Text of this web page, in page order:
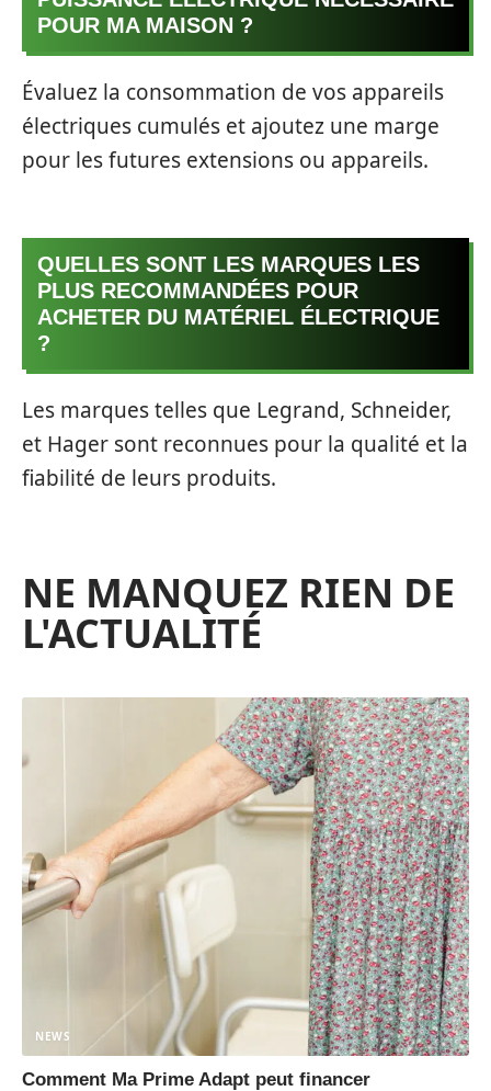
POUR MA MAISON ?
Évaluez la consommation de vos appareils
électriques cumulés et ajoutez une marge
pour les futures extensions ou appareils.
QUELLES SONT LES MARQUES LES
PLUS RECOMMANDÉES POUR
ACHETER DU MATÉRIEL ÉLECTRIQUE
?
Les marques telles que Legrand, Schneider,
et Hager sont reconnues pour la qualité et la
fiabilité de leurs produits.
NE MANQUEZ RIEN DE
L'ACTUALITÉ
NEWS
Comment Ma Prime Adapt peut financer